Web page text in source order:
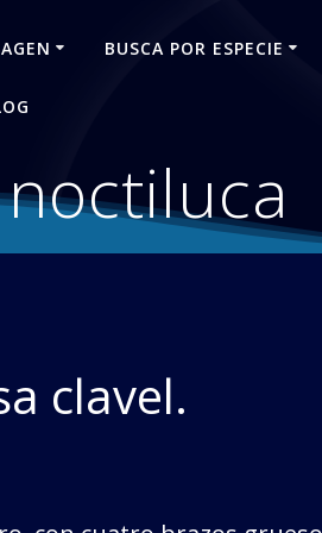
BUSCA POR ESPECIE
clavel.